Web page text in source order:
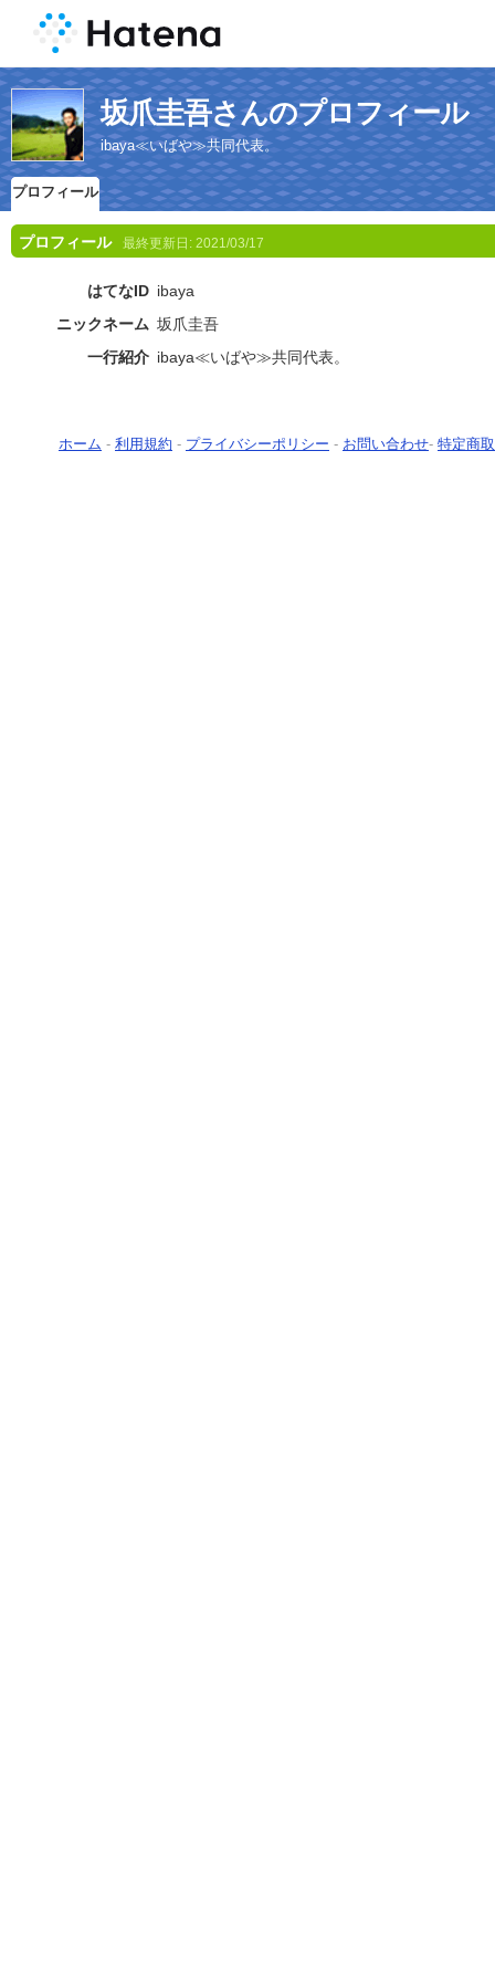
坂爪圭吾さんのプロフィール
ibaya≪いばや≫共同代表。
プロフィール
プロフィール 最終更新日: 2021/03/17
はてなID ibaya
ニックネーム 坂爪圭吾
一行紹介 ibaya≪いばや≫共同代表。
ホーム - 利用規約 - プライバシーポリシー - お問い合わせ- 特定商